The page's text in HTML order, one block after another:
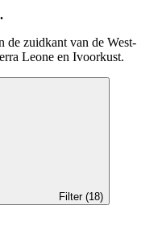
de zuidkant van de West-
Leone en Ivoorkust.
Filter (18)